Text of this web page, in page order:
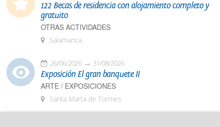
122 Becas de residencia con alojamiento completo y
gratuito
OTRAS ACTIVIDADES
Salamanca
26/06/2026 31/08/2026
Exposición El gran banquete II
ARTE / EXPOSICIONES
Santa Marta de Tormes